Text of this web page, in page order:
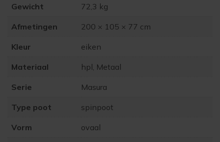
Gewicht 72,3 kg
Afmetingen 200 × 105 × 77 cm
Kleur eiken
Materiaal hpl, Metaal
Serie Masura
Type poot spinpoot
Vorm ovaal